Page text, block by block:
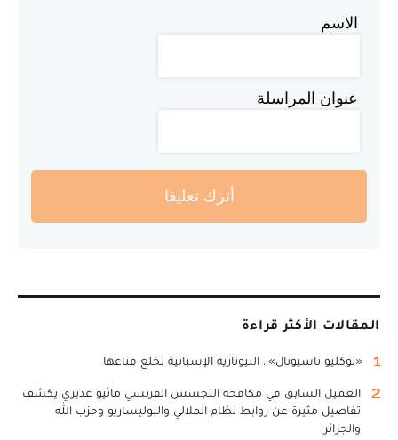
الاسم
عنوان المراسلة
أترك تعليقا
المقالات الأكثر قراءة
1 «نوكليو ناسيونال».. النيونازية الإسبانية تخلع قناعها
2
العميل السابق في مكافحة التجسس الفرنسي ماثيو غديري يكشف
تفاصيل مثيرة عن روابط نظام الملالي والبوليساريو وحزب الله
والجزائر